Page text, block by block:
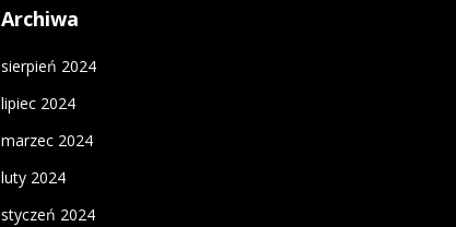
Archiwa
sierpień 2024
lipiec 2024
marzec 2024
luty 2024
styczeń 2024